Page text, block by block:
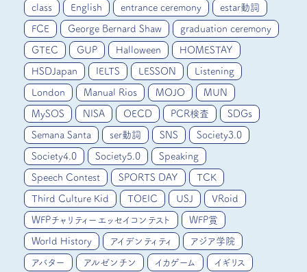
class English entrance ceremony estar動詞
FCE George Bernard Shaw graduation ceremony
GTEC GUP Halloween HOMESTAY
HSDJapan IELTS LESSON Listening
London Manual Rios MOJO MUN
MySOS NISA OECD PCR検査 SDGs
Semana Santa ser動詞 SNS Society3.0
Society4.0 Society5.0 Speaking
Speech Contest SPORTS DAY TCK
Third Culture Kid TOEIC USJ VRoid
WFPチャリティーエッセイコンテスト WFP賞
World History アイデンティティ アジア学院
アバター アルゼンチン イカゲーム イギリス